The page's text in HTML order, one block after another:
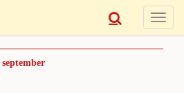
Toggle